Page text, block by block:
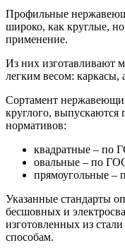
Профильные
широко, как круглые,
применение.
Из них изготавливают
легким весом:
Сортамент
круглого, выпускаются
нормативов:
квадратные – по
овальные – по
прямоугольные –
Указанные стандарты
бесшовных и
изготовленных из
способам.